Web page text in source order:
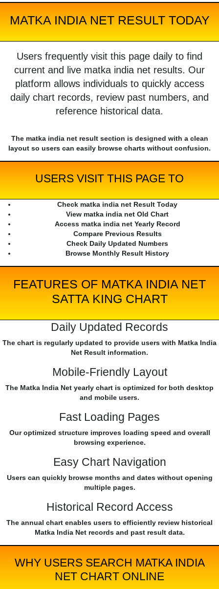
MATKA INDIA NET RESULT TODAY
Users frequently visit this page daily to find
current and live matka india net results. Our
platform allows individuals to quickly access
daily chart records, review past numbers, and
reference historical data.
The matka india net result section is designed with a clean
layout so users can easily browse charts without confusion.
USERS VISIT THIS PAGE TO
Check matka india net Result Today
View matka india net Old Chart
Access matka india net Yearly Record
Compare Previous Results
Check Daily Updated Numbers
Browse Monthly Result History
FEATURES OF MATKA INDIA NET
SATTA KING CHART
Daily Updated Records
The chart is regularly updated to provide users with Matka India
Net Result information.
Mobile-Friendly Layout
The Matka India Net yearly chart is optimized for both desktop
and mobile users.
Fast Loading Pages
Our optimized structure improves loading speed and overall
browsing experience.
Easy Chart Navigation
Users can quickly browse months and dates without opening
multiple pages.
Historical Record Access
The annual chart enables users to efficiently review historical
Matka India Net records and past result data.
WHY USERS SEARCH MATKA INDIA
NET CHART ONLINE